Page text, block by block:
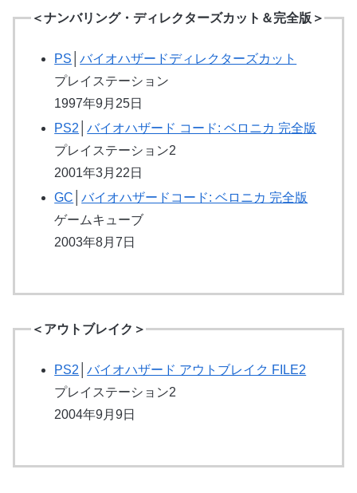
＜ナンバリング・ディレクターズカット＆完全版＞
PS │バイオハザードディレクターズカット
プレイステーション
1997年9月25日
PS2 │バイオハザード コード: ベロニカ 完全版
プレイステーション2
2001年3月22日
GC │バイオハザードコード: ベロニカ 完全版
ゲームキューブ
2003年8月7日
＜アウトブレイク＞
PS2 │バイオハザード アウトブレイク FILE2
プレイステーション2
2004年9月9日